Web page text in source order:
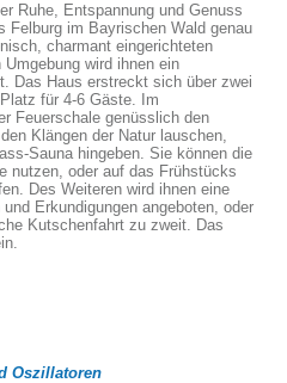
Ruhe, Entspannung und Genuss
Felburg im Bayrischen Wald genau
charmant eingerichteten
wird ihnen ein
Das Haus erstreckt sich über zwei
für 4-6 Gäste. Im
Feuerschale genüsslich den
Klängen der Natur lauschen,
Sauna hingeben. Sie können die
nutzen, oder auf das Frühstücks
Des Weiteren wird ihnen eine
Erkundigungen angeboten, oder
Kutschenfahrt zu zweit. Das
Oszillatoren